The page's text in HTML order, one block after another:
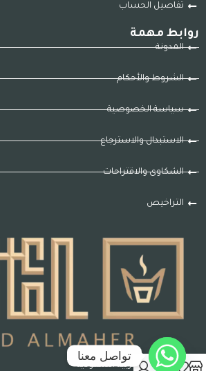
تفاصيل الحساب
روابط مهمة
المدونة
الشروط والأحكام
سياسة الخصوصية
الاستبدال والاسترجاع
الشكاوى والاقتراحات
التراخيص
جدة – المملكة العربية السعودية
تواصل معنا